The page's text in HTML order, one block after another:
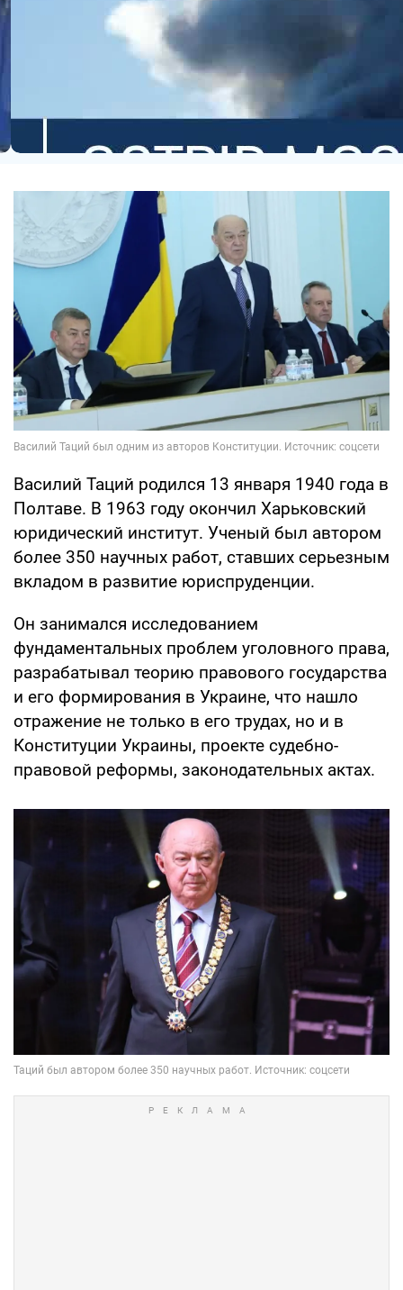
Василий Таций родился 13 января 1940 года в
Полтаве. В 1963 году окончил Харьковский
юридический институт. Ученый был автором
более 350 научных работ, ставших серьезным
вкладом в развитие юриспруденции.
Он занимался исследованием
фундаментальных проблем уголовного права,
разрабатывал теорию правового государства
и его формирования в Украине, что нашло
отражение не только в его трудах, но и в
Конституции Украины, проекте судебно-
правовой реформы, законодательных актах.